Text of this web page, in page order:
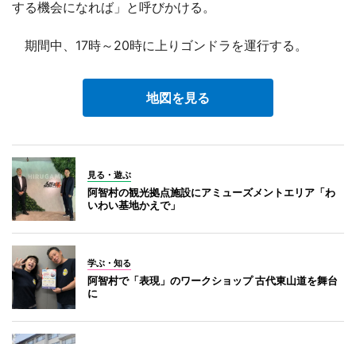
する機会になれば」と呼びかける。
期間中、17時～20時に上りゴンドラを運行する。
地図を見る
見る・遊ぶ
阿智村の観光拠点施設にアミューズメントエリア「わ
いわい基地かえで」
学ぶ・知る
阿智村で「表現」のワークショップ 古代東山道を舞台
に